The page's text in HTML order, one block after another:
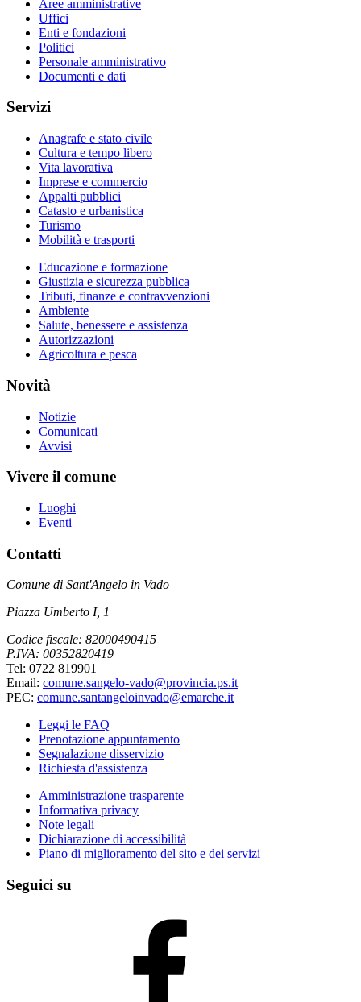
Aree amministrative
Uffici
Enti e fondazioni
Politici
Personale amministrativo
Documenti e dati
Servizi
Anagrafe e stato civile
Cultura e tempo libero
Vita lavorativa
Imprese e commercio
Appalti pubblici
Catasto e urbanistica
Turismo
Mobilità e trasporti
Educazione e formazione
Giustizia e sicurezza pubblica
Tributi, finanze e contravvenzioni
Ambiente
Salute, benessere e assistenza
Autorizzazioni
Agricoltura e pesca
Novità
Notizie
Comunicati
Avvisi
Vivere il comune
Luoghi
Eventi
Contatti
Comune di Sant'Angelo in Vado
Piazza Umberto I, 1
Codice fiscale: 82000490415
P.IVA: 00352820419
Tel: 0722 819901
Email: comune.sangelo-vado@provincia.ps.it
PEC: comune.santangeloinvado@emarche.it
Leggi le FAQ
Prenotazione appuntamento
Segnalazione disservizio
Richiesta d'assistenza
Amministrazione trasparente
Informativa privacy
Note legali
Dichiarazione di accessibilità
Piano di miglioramento del sito e dei servizi
Seguici su